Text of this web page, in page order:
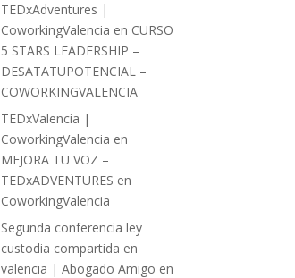
TEDxAdventures |
CoworkingValencia en CURSO
5 STARS LEADERSHIP –
DESATATUPOTENCIAL –
COWORKINGVALENCIA
TEDxValencia |
CoworkingValencia en
MEJORA TU VOZ –
TEDxADVENTURES en
CoworkingValencia
Segunda conferencia ley
custodia compartida en
valencia | Abogado Amigo en